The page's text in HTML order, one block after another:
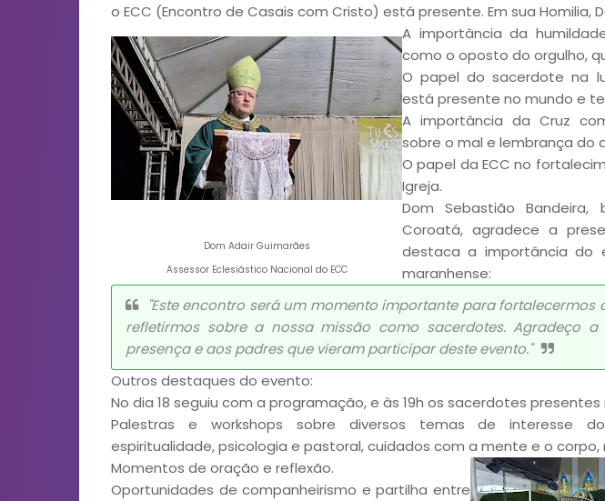
o ECC (Encontro de Casais com Cristo) está presente. Em sua Homilia,
Dom Adair Guimarães
Assessor Eclesiástico Nacional do ECC
A importância da
como o oposto do orgulho,
O papel do sacerdote na
está presente no mundo e
A importância da Cruz
sobre o mal e lembrança do
O papel da ECC no
Igreja.
Dom Sebastião
Coroatá, agradece a
destaca a importância do
maranhense:
"Este encontro será um momento importante para fortalecermos
refletirmos sobre a nossa missão como sacerdotes. Agradeço
presença e aos padres que vieram participar deste evento."
Outros destaques do evento:
No dia 18 seguiu com a programação, e às 19h os sacerdotes presentes
Palestras e workshops sobre diversos temas de interesse
espiritualidade, psicologia e pastoral, cuidados com a mente e o
Momentos de oração e reflexão.
Oportunidades de companheirismo e partilha entre